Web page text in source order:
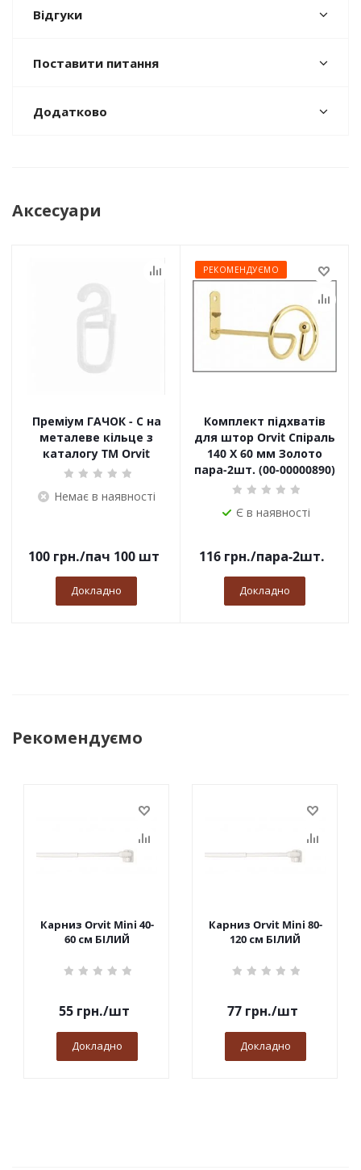
Відгуки
Поставити питання
Додатково
Аксесуари
Преміум ГАЧОК - С на
металеве кільце з
каталогу TM Orvit
Немає в наявності
100грн./пач 100 шт
Докладно
РЕКОМЕНДУЄМО
Комплект підхватів
для штор Orvit Спіраль
140 Х 60 мм Золото
пара-2шт. (00-00000890)
Є в наявності
116 грн./пара-2шт.
Докладно
Рекомендуємо
Карниз Orvit Mini 40-
60 см БІЛИЙ
55грн./шт
Докладно
Карниз Orvit Mini 80-
120 см БІЛИЙ
77грн./шт
Докладно